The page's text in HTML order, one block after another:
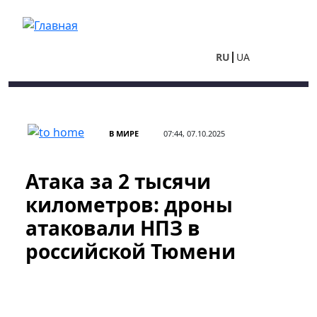
RU UA
В МИРЕ 07:44, 07.10.2025
Атака за 2 тысячи
километров: дроны
атаковали НПЗ в
российской Тюмени